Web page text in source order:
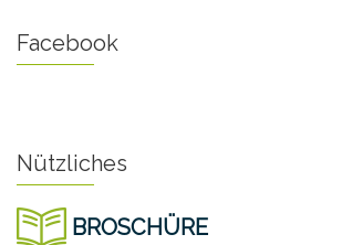
Facebook
Nützliches
BROSCHÜRE